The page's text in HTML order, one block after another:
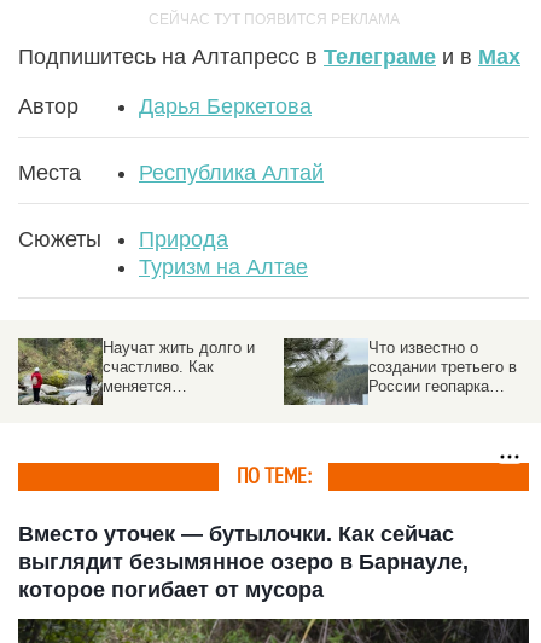
Подпишитесь на Алтапресс в Телеграме и в Max
Автор Дарья Беркетова
Места Республика Алтай
Сюжеты
Природа
Туризм на Алтае
Научат жить долго и
счастливо. Как
меняется
Что известно о
создании третьего в
России геопарка
ПО ТЕМЕ:
Вместо уточек — бутылочки. Как сейчас
выглядит безымянное озеро в Барнауле,
которое погибает от мусора